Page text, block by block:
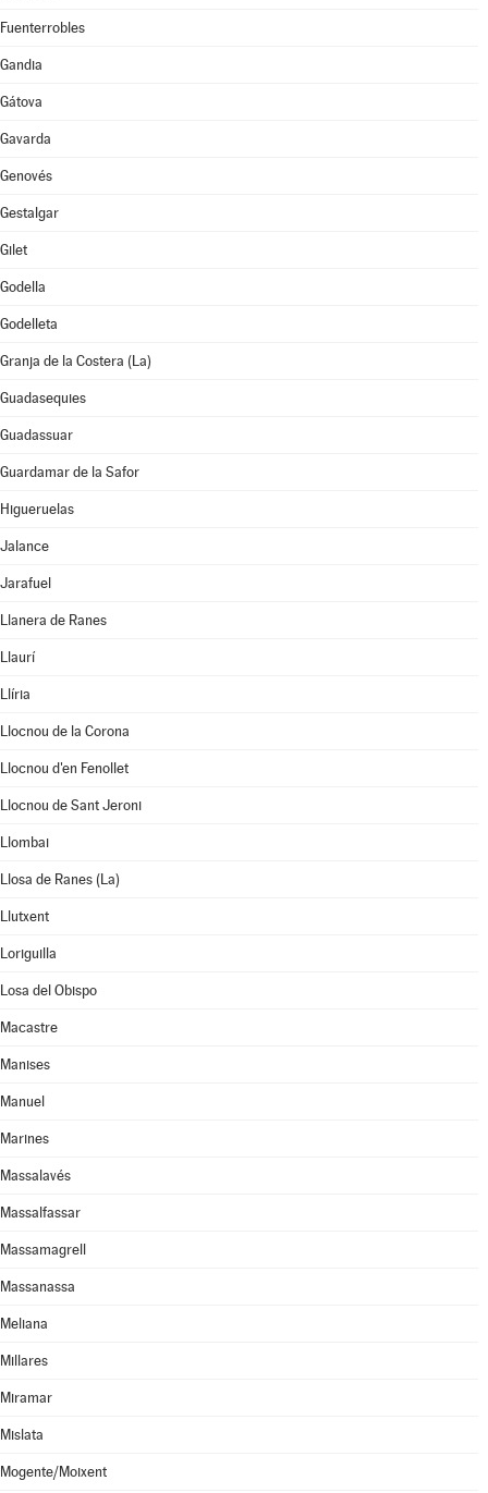
Fuenterrobles
Gandia
Gátova
Gavarda
Genovés
Gestalgar
Gilet
Godella
Godelleta
Granja de la Costera (La)
Guadasequies
Guadassuar
Guardamar de la Safor
Higueruelas
Jalance
Jarafuel
Llanera de Ranes
Llaurí
Llíria
Llocnou de la Corona
Llocnou d'en Fenollet
Llocnou de Sant Jeroni
Llombai
Llosa de Ranes (La)
Llutxent
Loriguilla
Losa del Obispo
Macastre
Manises
Manuel
Marines
Massalavés
Massalfassar
Massamagrell
Massanassa
Meliana
Millares
Miramar
Mislata
Mogente/Moixent